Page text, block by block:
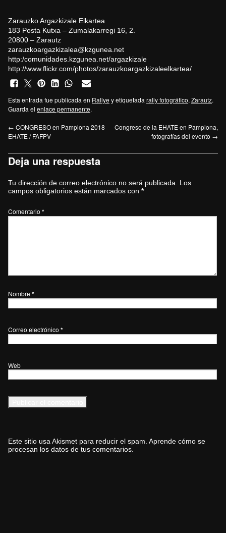
Zarauzko Argazkizale Elkartea
183 Posta Kutxa – Zumalakarregi 16, 2.
20800 – Zarautz
zarauzkoargazkizalea@kzgunea. net
http:/comunidades.kzgunea.net/argazkizale
http://www.flickr.com/photos/zarauzkoargazkizaleelkartea/
Esta entrada fue publicada en Rallye y etiquetada rally fotográfico, Zarautz.
Guarda el enlace permanente.
← CONGRESO en Pamplona 2018
EHATE / FAFPV
Congreso de la EHATE en Pamplona,
fotografías del evento →
Deja una respuesta
Tu dirección de correo electrónico no será publicada.
Los
campos obligatorios están marcados con *
Comentario *
Nombre *
Correo electrónico *
Web
Este sitio usa Akismet para reducir el spam. Aprende cómo se
procesan los datos de tus comentarios.